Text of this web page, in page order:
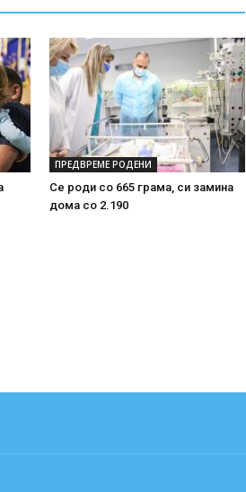
ПРЕДВРЕМЕ РОДЕНИ
Се роди со 665 грама, си замина
дома со 2.190